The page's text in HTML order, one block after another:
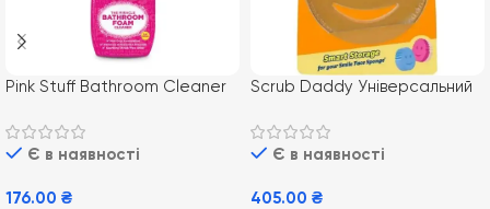
Pink Stuff Bathroom Cleaner
ванної кімнати
Є в наявності
176.00 ₴
Scrub Daddy Універсальний
Є в наявності
405.00 ₴